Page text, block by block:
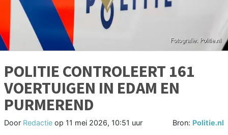
POLITIE CONTROLEERT 161
VOERTUIGEN IN EDAM EN
PURMEREND
Door Redactie op 11 mei 2026, 10:51 uur Bron: Politie.nl